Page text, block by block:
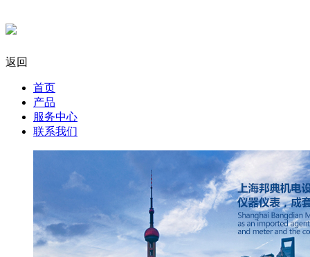
返回
首页
产品
服务中心
联系我们